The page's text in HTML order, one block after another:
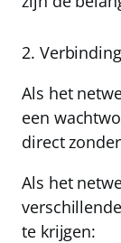
2.
Als het
een
direct
Als het
te krijgen: